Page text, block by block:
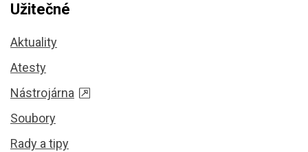
Užitečné
Aktuality
Atesty
Nástrojárna
Soubory
Rady a tipy